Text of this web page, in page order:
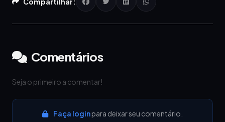
Comentários
Seja o primeiro a comentar!
Faça loginpara deixar seu comentário.